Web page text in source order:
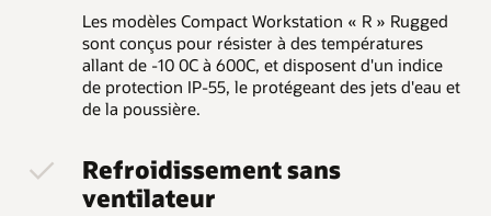
Les modèles Compact Workstation « R » Rugged
sont conçus pour résister à des températures
allant de -10 0C à 600C, et disposent d'un indice
de protection IP-55, le protégeant des jets d'eau et
de la poussière.
Refroidissement sans
ventilateur